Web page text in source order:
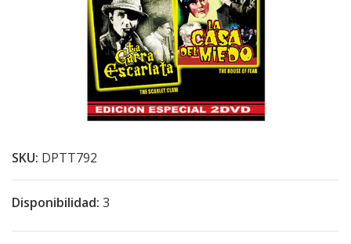
SKU: DPTT792
Disponibilidad: 3